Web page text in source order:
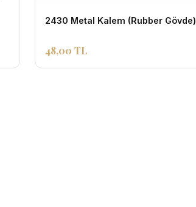
2430 Metal Kalem (Rubber Gövde)
48,00 TL